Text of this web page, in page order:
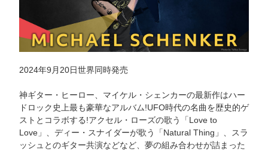
2024年9月20日世界同時発売
神ギター・ヒーロー、マイケル・シェンカーの最新作はハー
ドロック史上最も豪華なアルバム!UFO時代の名曲を歴史的ゲ
ストとコラボする!アクセル・ローズの歌う「Love to
Love」、ディー・スナイダーが歌う「Natural Thing」、スラ
ッシュとのギター共演などなど、夢の組み合わせが詰まった